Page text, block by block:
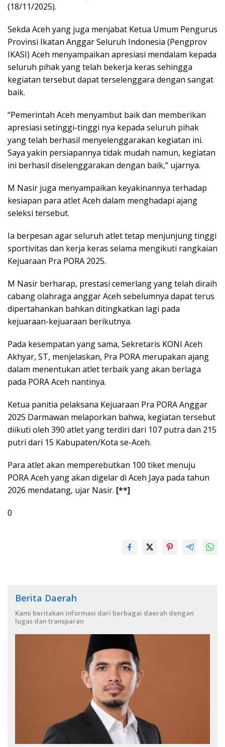
(18/11/2025).
Sekda Aceh yang juga menjabat Ketua Umum Pengurus
Provinsi Ikatan Anggar Seluruh Indonesia (Pengprov
IKASI) Aceh menyampaikan apresiasi mendalam kepada
seluruh pihak yang telah bekerja keras sehingga
kegiatan tersebut dapat terselenggara dengan sangat
baik.
“Pemerintah Aceh menyambut baik dan memberikan
apresiasi setinggi-tinggi nya kepada seluruh pihak
yang telah berhasil menyelenggarakan kegiatan ini.
Saya yakin persiapannya tidak mudah namun, kegiatan
ini berhasil diselenggarakan dengan baik,” ujarnya.
M Nasir juga menyampaikan keyakinannya terhadap
kesiapan para atlet Aceh dalam menghadapi ajang
seleksi tersebut.
Ia berpesan agar seluruh atlet tetap menjunjung tinggi
sportivitas dan kerja keras selama mengikuti rangkaian
Kejuaraan Pra PORA 2025.
M Nasir berharap, prestasi cemerlang yang telah diraih
cabang olahraga anggar Aceh sebelumnya dapat terus
dipertahankan bahkan ditingkatkan lagi pada
kejuaraan-kejuaraan berikutnya.
Pada kesempatan yang sama, Sekretaris KONI Aceh
Akhyar, ST, menjelaskan, Pra PORA merupakan ajang
dalam menentukan atlet terbaik yang akan berlaga
pada PORA Aceh nantinya.
Ketua panitia pelaksana Kejuaraan Pra PORA Anggar
2025 Darmawan melaporkan bahwa, kegiatan tersebut
diikuti oleh 390 atlet yang terdiri dari 107 putra dan 215
putri dari 15 Kabupaten/Kota se-Aceh.
Para atlet akan memperebutkan 100 tiket menuju
PORA Aceh yang akan digelar di Aceh Jaya pada tahun
2026 mendatang, ujar Nasir. [**]
0
Berita Daerah
Kami beritakan informasi dari berbagai daerah dengan
lugas dan transparan